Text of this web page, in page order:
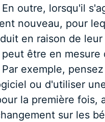
outre, lorsqu'il
nouveau, pour
en raison de
être en
exemple,
ou d'utiliser
la première fois,
sur les